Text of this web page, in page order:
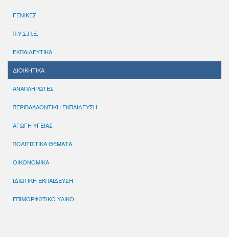
ΓΕΝΙΚΕΣ
Π.Υ.Σ.Π.Ε.
ΕΚΠΑΙΔΕΥΤΙΚΑ
ΔΙΟΙΚΗΤΙΚΑ
ΑΝΑΠΛΗΡΩΤΕΣ
ΠΕΡΙΒΑΛΛΟΝΤΙΚΗ ΕΚΠΑΙΔΕΥΣΗ
ΑΓΩΓΗ ΥΓΕΙΑΣ
ΠΟΛΙΤΙΣΤΙΚΑ ΘΕΜΑΤΑ
ΟΙΚΟΝΟΜΙΚΑ
ΙΔΙΩΤΙΚΗ ΕΚΠΑΙΔΕΥΣΗ
ΕΠΙΜΟΡΦΩΤΙΚΟ ΥΛΙΚΟ